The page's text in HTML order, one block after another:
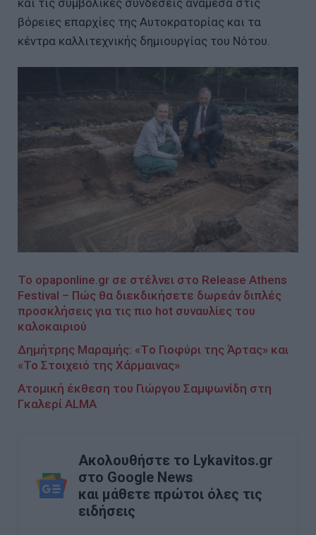
και τις συμβολικές συνδέσεις ανάμεσα στις
βόρειες επαρχίες της Αυτοκρατορίας και τα
κέντρα καλλιτεχνικής δημιουργίας του Νότου.
Το opaponline.gr σε στέλνει στο Release Athens
Festival – Πώς θα διεκδικήσετε δωρεάν διπλές
προσκλήσεις για τις πιο hot συναυλίες του
καλοκαιριού
Δημήτρης Μαραμής: «Tο Γιοφύρι της Άρτας» και
«Το Στοιχειό της Χάρμαινας»
Aτομική έκθεση του Γιώργου Σαμψωνίδη στη
Γκαλερί ALMA
Ακολουθήστε το Lykavitos.gr
στο Google News
και μάθετε πρώτοι όλες τις
ειδήσεις